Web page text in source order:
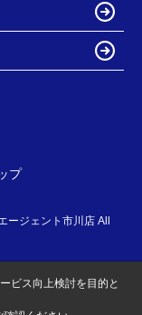
プ
ージェント市川店 All
ビス向上検討を目的と